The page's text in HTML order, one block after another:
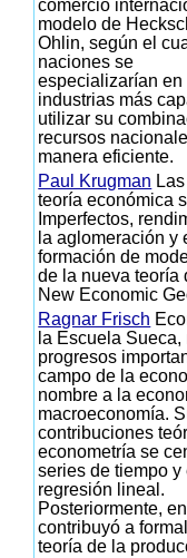
comercio
modelo de
Ohlin, según el
naciones se
especializarían en
industrias más
utilizar su
recursos
manera eficiente.
Paul Krugman
teoría económica
Imperfectos,
la aglomeración y
formación de
de la nueva teoría
New Economic
Ragnar Frisch
la Escuela Sueca,
progresos
campo de la
nombre a la
macroeconomía.
contribuciones
econometría se
series de tiempo y
regresión lineal.
Posteriormente,
contribuyó a
teoría de la